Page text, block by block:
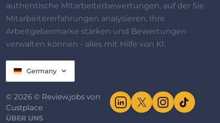
authentische Mitarbeiterbewertungen, auf der Sie
Mitarbeitererfahrungen analysieren, Ihre
Arbeitgebermarke stärken und Bewertungen
verwalten können - alles mit Hilfe von KI.
Germany
© 2026 © Review.jobs von
Custplace
ÜBER UNS